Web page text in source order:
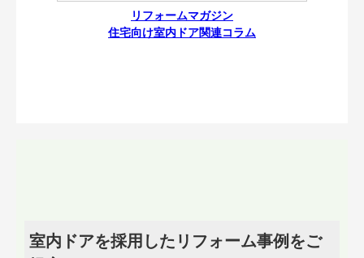
リフォームマガジン
住宅向け室内ドア関連コラム
室内ドアを採用したリフォーム事例をご